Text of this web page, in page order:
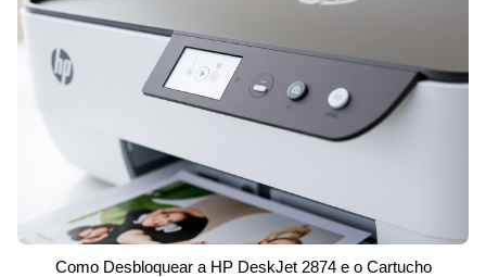
Como Desbloquear a HP DeskJet 2874 e o Cartucho